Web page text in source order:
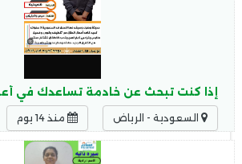
إذا كنت تبحث عن خادمة تساعدك في
السعودية - الرياض منذ 14 يوم